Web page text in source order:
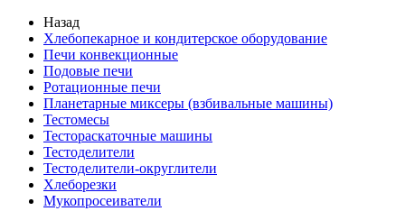
Назад
Хлебопекарное и кондитерское оборудование
Печи конвекционные
Подовые печи
Ротационные печи
Планетарные миксеры (взбивальные машины)
Тестомесы
Тестораскаточные машины
Тестоделители
Тестоделители-округлители
Хлеборезки
Мукопросеиватели